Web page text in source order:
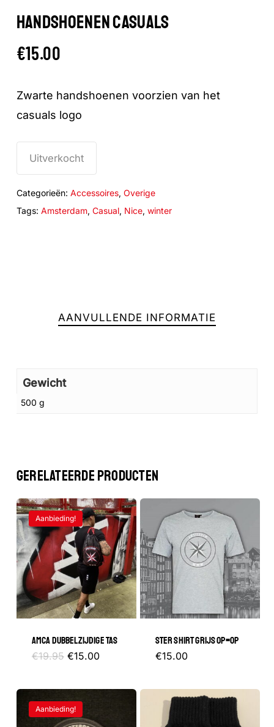
Geen producten in de winkelwagen.
GA NAAR DE WINKEL
HANDSHOENEN CASUALS
€15.00
Zwarte handshoenen voorzien van het
casuals logo
Uitverkocht
Categorieën: Accessoires, Overige
Tags: Amsterdam, Casual, Nice, winter
AANVULLENDE INFORMATIE
Gewicht
500 g
GERELATEERDE PRODUCTEN
Aanbieding!
AMCA DUBBELZIJDIGE TAS
€19.95 Oorspronkelijke
€15.00Huidige
STER SHIRT GRIJS OP=OP
€15.00
heeft
Aanbieding!